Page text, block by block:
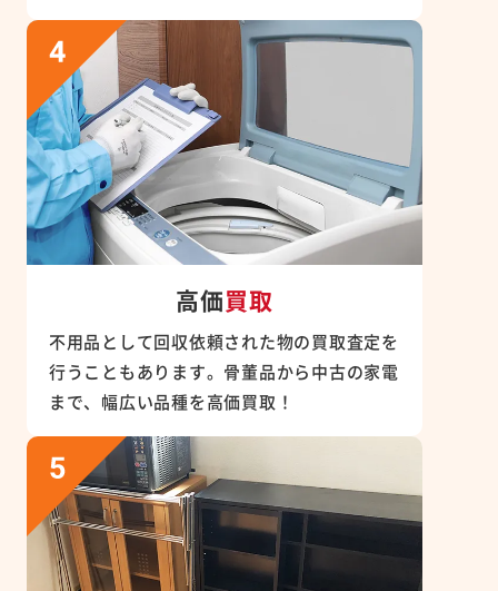
高価買取
不用品として回収依頼された物の買取査定を
行うこともあります。骨董品から中古の家電
まで、幅広い品種を高価買取！